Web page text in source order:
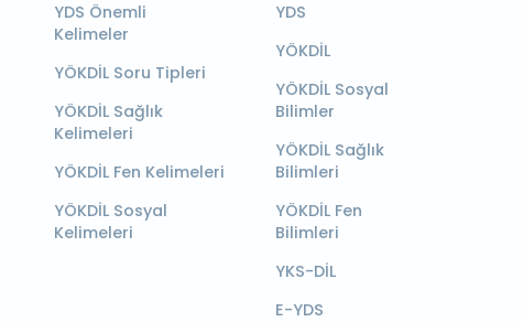
YDS Önemli
Kelimeler
YÖKDİL Soru Tipleri
YÖKDİL Sağlık
Kelimeleri
YÖKDİL Fen Kelimeleri
YÖKDİL Sosyal
Kelimeleri
YDS
YÖKDİL
YÖKDİL Sosyal
Bilimler
YÖKDİL Sağlık
Bilimleri
YÖKDİL Fen
Bilimleri
YKS-DİL
E-YDS